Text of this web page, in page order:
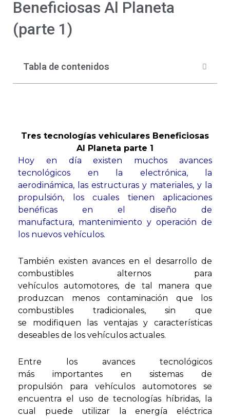
Beneficiosas Al Planeta
(parte 1)
Tabla de contenidos
Tres tecnologías vehiculares Beneficiosas
Al Planeta parte 1
Hoy en día existen muchos avances
tecnológicos en la electrónica, la
aerodinámica, las estructuras y materiales, y la
propulsión, los cuales tienen aplicaciones
benéficas en el diseño de
manufactura, mantenimiento y operación de
los nuevos vehículos.
También existen avances en el desarrollo de
combustibles alternos para
vehículos automotores, de tal manera que
produzcan menos contaminación que los
combustibles tradicionales, sin que
se modifiquen las ventajas y características
deseables de los vehículos actuales.
Entre los avances tecnológicos
más importantes en sistemas de
propulsión para vehículos automotores se
encuentra el uso de tecnologías híbridas, la
cual puede utilizar la energía eléctrica